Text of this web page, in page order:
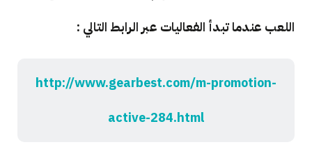
اللعب عندما تبدأ الفعاليات عبر الرابط التالي :
http://www.gearbest.com/m-promotion-
active-284.html